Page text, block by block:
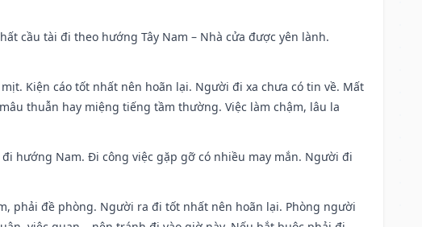
cầu tài đi theo hướng Tây Nam – Nhà cửa được yên lành.
Kiện cáo tốt nhất nên hoãn lại. Người đi xa chưa có tin về. Mất
thuẫn hay miệng tiếng tầm thường. Việc làm chậm, lâu la
hướng Nam. Đi công việc gặp gỡ có nhiều may mắn. Người đi
phải đề phòng. Người ra đi tốt nhất nên hoãn lại. Phòng người